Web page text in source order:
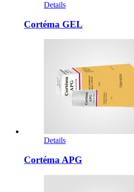
Details
Cortéma GEL
Details
Cortéma APG